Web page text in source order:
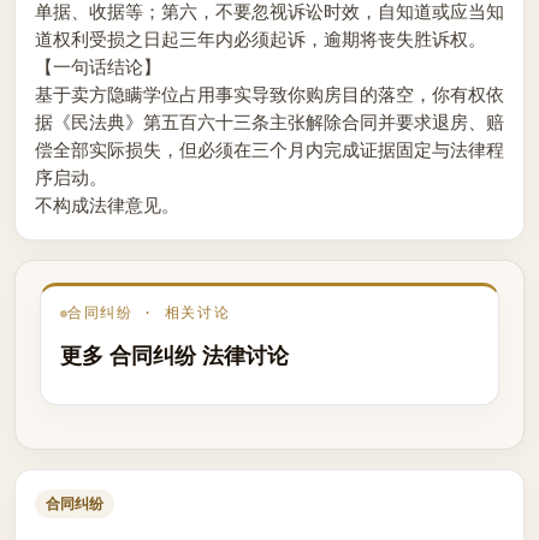
单据、收据等；第六，不要忽视诉讼时效，自知道或应当知
道权利受损之日起三年内必须起诉，逾期将丧失胜诉权。
【一句话结论】
基于卖方隐瞒学位占用事实导致你购房目的落空，你有权依
据《民法典》第五百六十三条主张解除合同并要求退房、赔
偿全部实际损失，但必须在三个月内完成证据固定与法律程
序启动。
不构成法律意见。
合同纠纷 · 相关讨论
更多 合同纠纷 法律讨论
合同纠纷